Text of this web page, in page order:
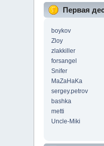
Первая
boykov
Zloy
zlakkiller
forsangel
Snifer
MaZaHaKa
sergey.petrov
bashka
metti
Uncle-Miki